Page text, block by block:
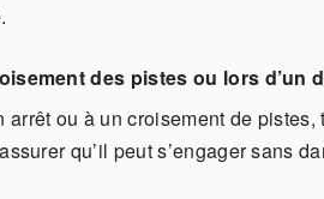
des pistes ou lors d’un
arrêt ou à un croisement de
qu’il peut s’engager sans